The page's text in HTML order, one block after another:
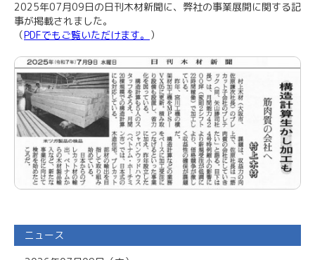
2025年07月09日の日刊木材新聞に、弊社の事業展開に関する記
事が掲載されました。
（PDFでもご覧いただけます。 ）
ニュース